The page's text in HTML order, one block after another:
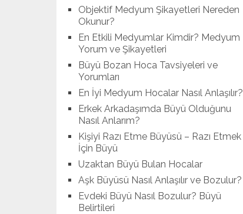
Objektif Medyum Şikayetleri Nereden
Okunur?
En Etkili Medyumlar Kimdir? Medyum
Yorum ve Şikayetleri
Büyü Bozan Hoca Tavsiyeleri ve
Yorumları
En İyi Medyum Hocalar Nasıl Anlaşılır?
Erkek Arkadaşımda Büyü Olduğunu
Nasıl Anlarım?
Kişiyi Razı Etme Büyüsü – Razı Etmek
İçin Büyü
Uzaktan Büyü Bulan Hocalar
Aşk Büyüsü Nasıl Anlaşılır ve Bozulur?
Evdeki Büyü Nasıl Bozulur? Büyü
Belirtileri